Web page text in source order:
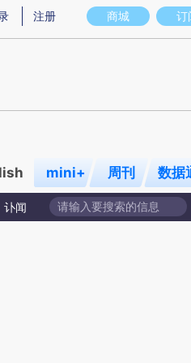
意图存在偏差。不代表财新观点和立场
商城 订
注册
mini+ 周刊 数据
讣闻